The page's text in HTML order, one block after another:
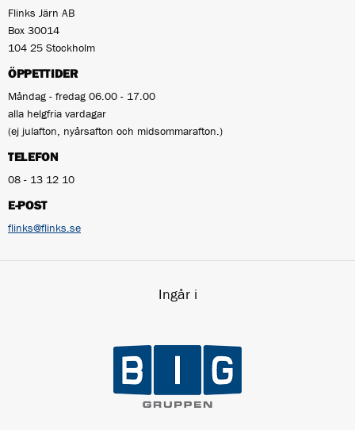
Flinks Järn AB
Box 30014
104 25 Stockholm
ÖPPETTIDER
Måndag - fredag 06.00 - 17.00
alla helgfria vardagar
(ej julafton, nyårsafton och midsommarafton.)
TELEFON
08 - 13 12 10
E-POST
flinks@flinks.se
Ingår i